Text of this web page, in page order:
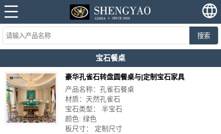
搜索
宝石餐桌
豪华孔雀石转盘圆餐桌与|定制宝石家具
产品名称：孔雀石餐桌
材质：天然孔雀石
宝石类型： 半宝石
颜色: 绿色
板尺寸： 定制尺寸